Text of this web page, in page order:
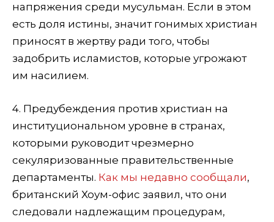
напряжения среди мусульман. Если в этом
есть доля истины, значит гонимых христиан
приносят в жертву ради того, чтобы
задобрить исламистов, которые угрожают
им насилием.
4. Предубеждения против христиан на
институциональном уровне в странах,
которыми руководит чрезмерно
секуляризованные правительственные
департаменты. Как мы недавно сообщали,
британский Хоум-офис заявил, что они
следовали надлежащим процедурам,